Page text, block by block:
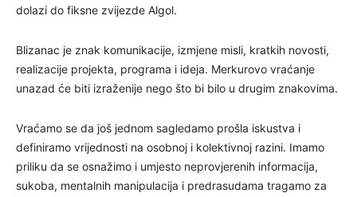
dolazi do fiksne zvijezde Algol.
Blizanac je znak komunikacije, izmjene misli, kratkih novosti,
realizacije projekta, programa i ideja. Merkurovo vraćanje
unazad će biti izraženije nego što bi bilo u drugim znakovima.
Vraćamo se da još jednom sagledamo prošla iskustva i
definiramo vrijednosti na osobnoj i kolektivnoj razini. Imamo
priliku da se osnažimo i umjesto neprovjerenih informacija,
sukoba, mentalnih manipulacija i predrasudama tragamo za